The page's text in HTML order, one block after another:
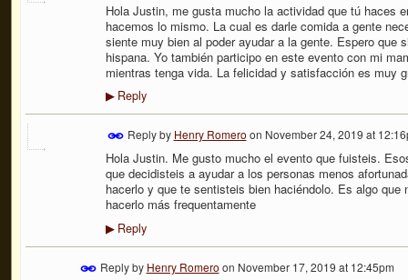
Hola Justin, me gusta mucho la actividad que tú haces
hacemos lo mismo. La cual es darle comida a gente
siente muy bien al poder ayudar a la gente. Espero que
hispana. Yo también participo en este evento con mi
mientras tenga vida. La felicidad y satisfacción es muy
▶Reply
Reply by Henry Romero on November 24, 2019 at
Hola Justin. Me gusto mucho el evento que fuisteis.
que decidisteis a ayudar a los personas menos
hacerlo y que te sentisteis bien haciéndolo. Es algo
hacerlo más frequentamente
▶Reply
Reply by Henry Romero on November 17, 2019 at 12:45pm